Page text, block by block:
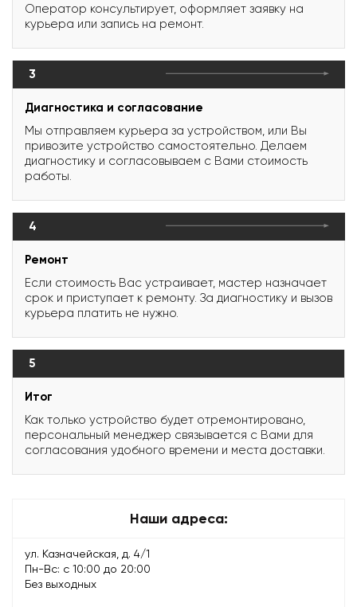
Оператор консультирует, оформляет заявку на
курьера или запись на ремонт.
3
Диагностика и согласование
Мы отправляем курьера за устройством, или Вы
привозите устройство самостоятельно. Делаем
диагностику и согласовываем с Вами стоимость
работы.
4
Ремонт
Если стоимость Вас устраивает, мастер назначает
срок и приступает к ремонту. За диагностику и вызов
курьера платить не нужно.
5
Итог
Как только устройство будет отремонтировано,
персональный менеджер связывается с Вами для
согласования удобного времени и места доставки.
Наши адреса:
ул. Казначейская, д. 4/1
Пн-Вс: с 10:00 до 20:00
Без выходных